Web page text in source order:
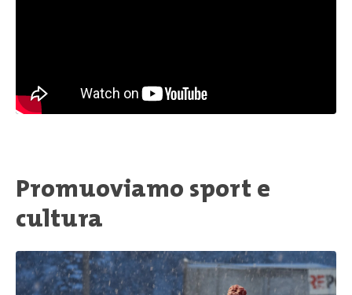
Promuoviamo sport e
cultura